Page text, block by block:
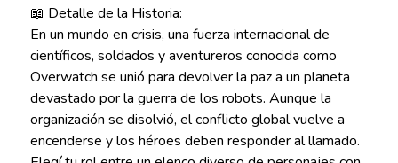
📖 Detalle de la Historia:
En un mundo en crisis, una fuerza internacional de
científicos, soldados y aventureros conocida como
Overwatch se unió para devolver la paz a un planeta
devastado por la guerra de los robots. Aunque la
organización se disolvió, el conflicto global vuelve a
encenderse y los héroes deben responder al llamado.